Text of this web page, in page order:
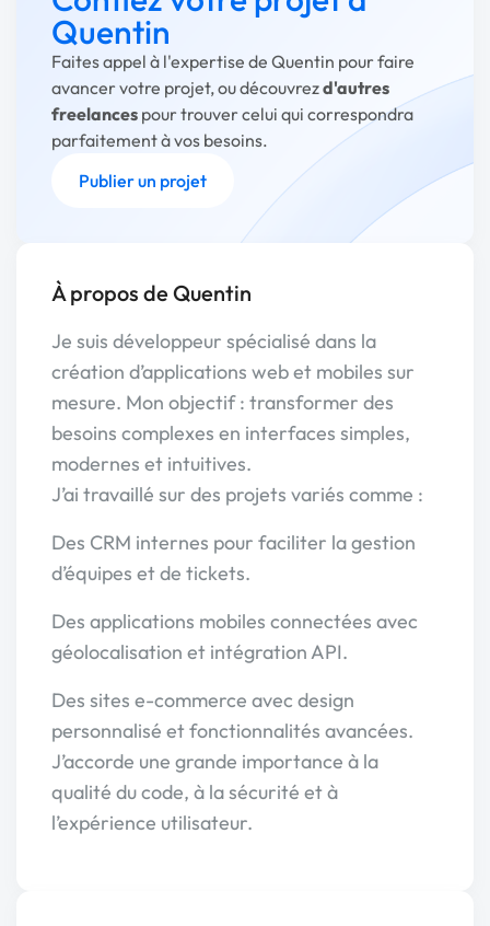
Quentin
Faites appel à l'expertise de Quentin pour faire
avancer votre projet, ou découvrezd'autres
freelances pour trouver celui qui correspondra
parfaitement à vos besoins.
Publier un projet
À propos de Quentin
Je suis développeur spécialisé dans la
création d’applications web et mobiles sur
mesure. Mon objectif : transformer des
besoins complexes en interfaces simples,
modernes et intuitives.
J’ai travaillé sur des projets variés comme :
Des CRM internes pour faciliter la gestion
d’équipes et de tickets.
Des applications mobiles connectées avec
géolocalisation et intégration API.
Des sites e-commerce avec design
personnalisé et fonctionnalités avancées.
J’accorde une grande importance à la
qualité du code, à la sécurité et à
l’expérience utilisateur.